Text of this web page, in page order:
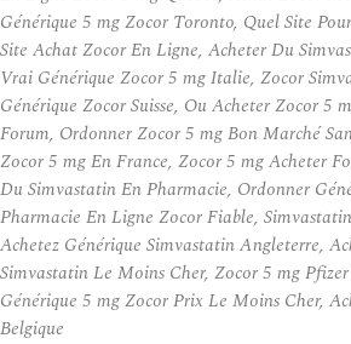
Générique 5 mg Zocor Toronto, Quel Site
Site Achat Zocor En Ligne, Acheter Du
Vrai Générique Zocor 5 mg Italie, Zocor
Générique Zocor Suisse, Ou Acheter Zocor 5
Forum, Ordonner Zocor 5 mg Bon Marché
Zocor 5 mg En France, Zocor 5 mg Acheter
Du Simvastatin En Pharmacie, Ordonner
Pharmacie En Ligne Zocor Fiable,
Achetez Générique Simvastatin Angleterre,
Simvastatin Le Moins Cher, Zocor 5 mg
Générique 5 mg Zocor Prix Le Moins Cher,
Belgique